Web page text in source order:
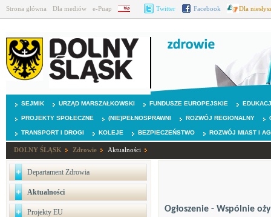
Strona główna Dla mediów e-Puap BIP Twitter Facebook Dla
SEJMIK URZĄD MARSZAŁKOWSKI FUNDUSZE EUROPEJSKIE
PROJEKTY SPOŁECZNE (NIE)PEŁNOSPRAWNI ROZWÓJ REGIONALNY
TRANSPORT I DROGI KOLEJE BEZPIECZEŃSTWO ROZWÓJ MIAST I
DOLNY ŚLĄSK Zdrowie Aktualności
Departament Zdrowia
Aktualności
Projekty EU Ogłoszenie - Wspólnie